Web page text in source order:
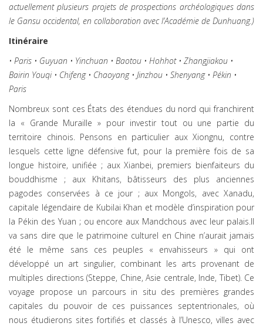
actuellement plusieurs projets de prospections archéologiques dans
le Gansu occidental, en collaboration avec l’Académie de Dunhuang.)
Itinéraire
• Paris • Guyuan • Yinchuan • Baotou • Hohhot • Zhangjiakou •
Bairin Youqi • Chifeng • Chaoyang • Jinzhou • Shenyang • Pékin •
Paris
Nombreux sont ces États des étendues du nord qui franchirent
la « Grande Muraille » pour investir tout ou une partie du
territoire chinois. Pensons en particulier aux Xiongnu, contre
lesquels cette ligne défensive fut, pour la première fois de sa
longue histoire, unifiée ; aux Xianbei, premiers bienfaiteurs du
bouddhisme ; aux Khitans, bâtisseurs des plus anciennes
pagodes conservées à ce jour ; aux Mongols, avec Xanadu,
capitale légendaire de Kubilai Khan et modèle d’inspiration pour
la Pékin des Yuan ; ou encore aux Mandchous avec leur palais.Il
va sans dire que le patrimoine culturel en Chine n’aurait jamais
été le même sans ces peuples « envahisseurs » qui ont
développé un art singulier, combinant les arts provenant de
multiples directions (Steppe, Chine, Asie centrale, Inde, Tibet). Ce
voyage propose un parcours in situ des premières grandes
capitales du pouvoir de ces puissances septentrionales, où
nous étudierons sites fortifiés et classés à l’Unesco, villes avec